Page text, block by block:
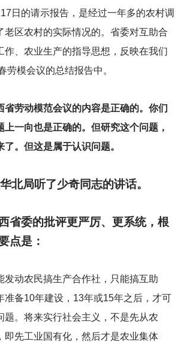
日的请示报告，是经过一年多的农村调
老区农村的实际情况的。省委对互助合
作、农业生产的指导思想，反映在我们
劳模会议的总结报告中。
省劳动模范会议的内容是正确的。你们
一向也是正确的。但研究这个问题，
。但这是属于认识问题。
北局听了少奇同志的讲话。
省委的批评更严厉、更系统，根
点是：
发动农民搞生产合作社，只能搞互助
备10年建设，13年或15年之后，才可
题。将来实行社会主义，不是先从农
即先工业国有化，然后才是农业集体